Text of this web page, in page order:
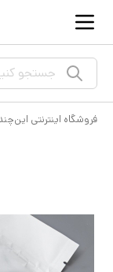
جستجو
فروشگاه اینترنتی